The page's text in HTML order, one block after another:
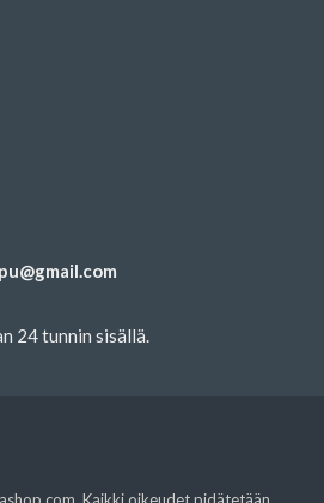
24 tunnin sisällä.